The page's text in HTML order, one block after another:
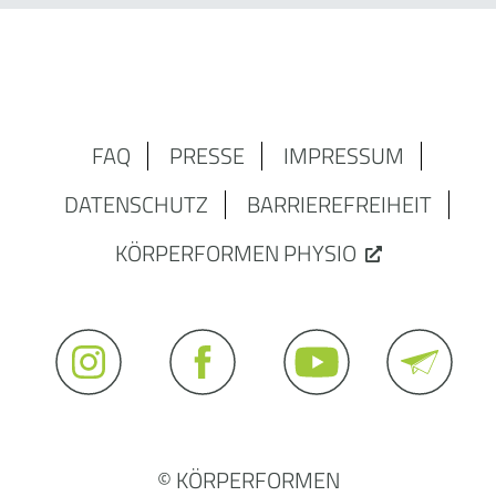
FAQ PRESSE
IMPRESSUM
DATENSCHUTZ
BARRIEREFREIHEIT
KÖRPERFORMEN PHYSIO
© KÖRPERFORMEN